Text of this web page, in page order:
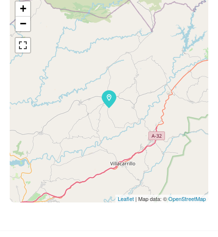
+
−
Leaflet | Map data: ©OpenStreetMap